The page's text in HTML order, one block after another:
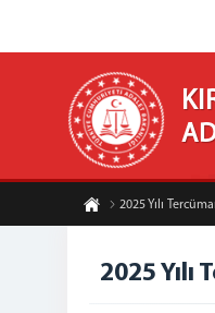
2025 Yılı
2025 Yılı